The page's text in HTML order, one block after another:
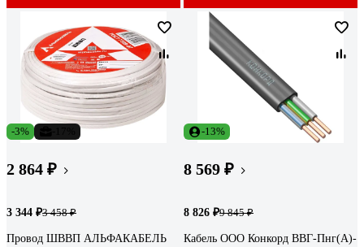
-3%
2 864 ₽
3 344 ₽3 458 ₽
Провод ШВВП АЛЬФАКАБЕЛЬ
-13%
8 569 ₽
8 826 ₽9 845 ₽
Кабель ООО Конкорд ВВГ-Пнг(А)-